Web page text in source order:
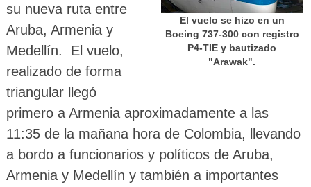
El vuelo se hizo en un
Boeing 737-300 con registro
P4-TIE y bautizado
"Arawak".
su nueva ruta entre
Aruba, Armenia y
Medellín. El vuelo,
realizado de forma
triangular llegó
primero a Armenia aproximadamente a las
11:35 de la mañana hora de Colombia, llevando
a bordo a funcionarios y políticos de Aruba,
Armenia y Medellín y también a importantes